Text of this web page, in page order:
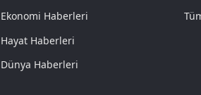
Ekonomi Haberleri
Hayat Haberleri
Dünya Haberleri